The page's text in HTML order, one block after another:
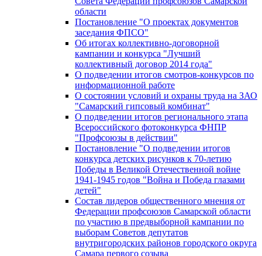
области
Постановление "О проектах документов
заседания ФПСО"
Об итогах коллективно-договорной
кампании и конкурса "Лучший
коллективный договор 2014 года"
О подведении итогов смотров-конкурсов по
информационной работе
О состоянии условий и охраны труда на ЗАО
"Самарский гипсовый комбинат"
О подведении итогов регионального этапа
Всероссийского фотоконкурса ФНПР
"Профсоюзы в действии"
Постановление "О подведении итогов
конкурса детских рисунков к 70-летию
Победы в Великой Отечественной войне
1941-1945 годов "Война и Победа глазами
детей"
Состав лидеров общественного мнения от
Федерации профсоюзов Самарской области
по участию в предвыборной кампании по
выборам Советов депутатов
внутригородских районов городского округа
Самара первого созыва